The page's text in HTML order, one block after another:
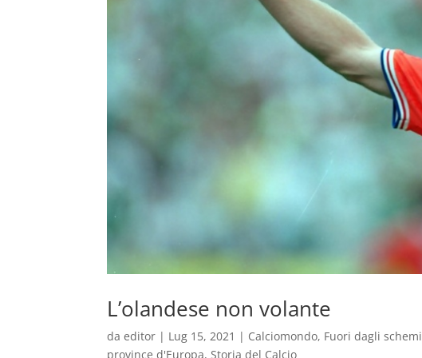
L’olandese non volante
daeditor | Lug 15, 2021 | Calciomondo, Fuori dagli schemi
province d'Europa, Storia del Calcio